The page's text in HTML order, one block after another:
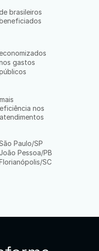
brasileiros
gastos
mais
eficiência nos
atendimentos
São Paulo/SP
Pessoa/PB
SC